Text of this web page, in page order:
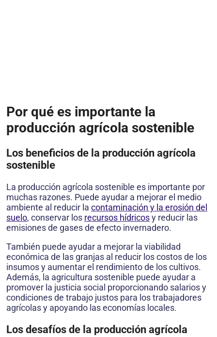
Por qué es importante la
producción agrícola sostenible
Los beneficios de la producción agrícola
sostenible
La producción agrícola sostenible es importante por
muchas razones. Puede ayudar a mejorar el medio
ambiente al reducir la contaminación y la erosión del
suelo, conservar los recursos hídricosy reducir las
emisiones de gases de efecto invernadero.
También puede ayudar a mejorar la viabilidad
económica de las granjas al reducir los costos de los
insumos y aumentar el rendimiento de los cultivos.
Además, la agricultura sostenible puede ayudar a
promover la justicia social proporcionando salarios y
condiciones de trabajo justos para los trabajadores
agrícolas y apoyando las economías locales.
Los desafíos de la producción agrícola